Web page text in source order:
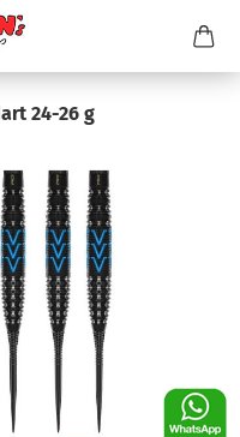
24-26 g